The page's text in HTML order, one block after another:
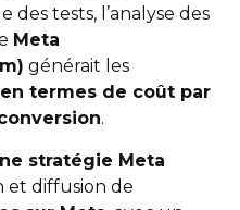
des tests, l’analyse des
Meta
générait les
termes de coût par
.
stratégie Meta
et diffusion de